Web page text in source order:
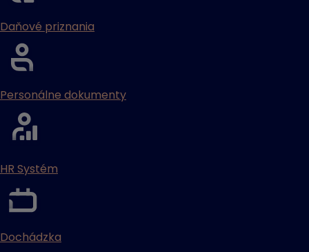
Daňové priznania
Personálne dokumenty
HR Systém
Dochádzka